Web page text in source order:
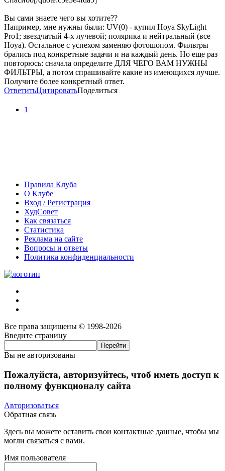
Вы сами знаете чего вы хотите??
Например, мне нужны были: UV(0) - купил Hoya SkyLight
Pro1; звездчатый 4-х лучевой; полярика и нейтральный (все
Hoya). Остальное с успехом заменяю фотошопом. Фильтры
брались под конкретные задачи и на каждый день. Но еще раз
повторюсь: сначала определите ДЛЯ ЧЕГО ВАМ НУЖНЫ
ФИЛЬТРЫ, а потом спрашивайте какие из имеющихся лучше.
Получите более конкретный ответ.
ОтветитьЦитироватьПоделиться
1
Правила Клуба
О Клубе
Вход / Регистрация
ХудСовет
Как связаться
Статистика
Реклама на сайте
Вопросы и ответы
Политика конфиденциальности
Все права защищены © 1998-2026
Введите страницу
Вы не авторизованы
Пожалуйста, авторизуйтесь, чтоб иметь доступ к
полному функционалу сайта
Авторизоваться
Обратная связь
Здесь вы можете оставить свои контактные данные, чтобы мы
могли связаться с вами.
Имя пользователя